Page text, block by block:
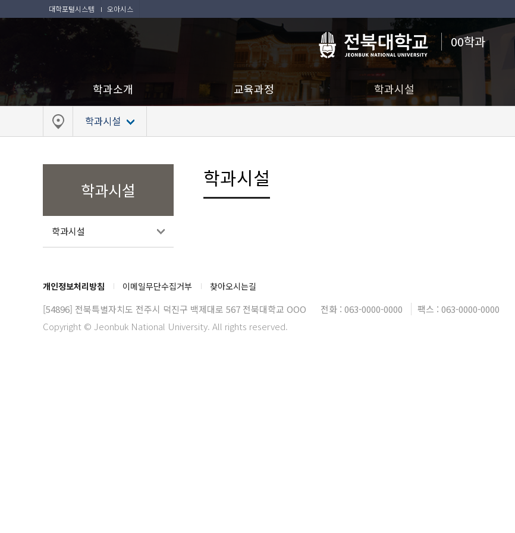
대학포털시스템 오아시스
00학과
학과소개 교육과정 학과시설
학과시설
학과시설
학과시설
학과시설
개인정보처리방침 이메일무단수집거부 찾아오시는길
[54896] 전북특별자치도 전주시 덕진구 백제대로 567 전북대학교 OOO 전화 : 063-0000-0000
팩스 : 063-0000-0000
Copyright © Jeonbuk National University. All rights reserved.